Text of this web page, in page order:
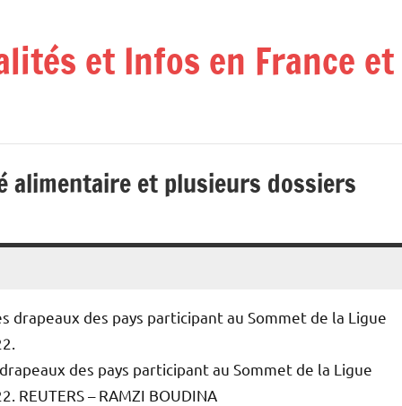
et Infos en France
alimentaire et plusieurs dossiers
des pays participant au Sommet de la Ligue
REUTERS – RAMZI BOUDINA